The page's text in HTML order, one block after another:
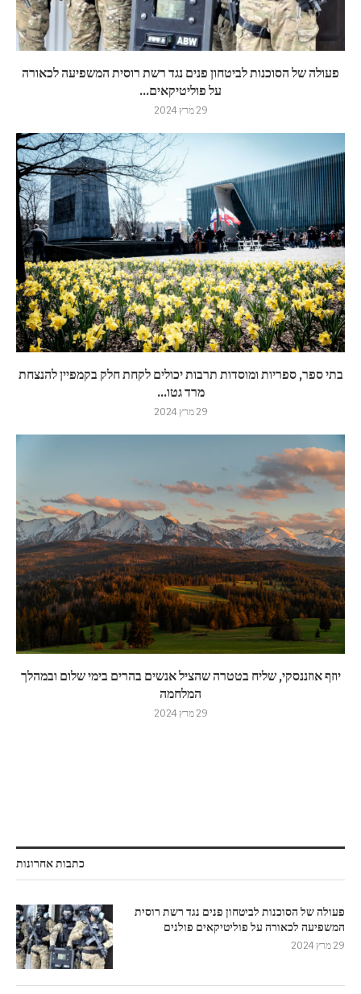
פעולה של הסוכנות לביטחון פנים נגד רשת רוסית המשפיעה לכאורה
על פוליטיקאים...
29 מרץ 2024
בתי ספר, ספריות ומוסדות תרבות יכולים לקחת חלק בקמפיין להנצחת
מרד גטו...
29 מרץ 2024
יוזף אוזננסקי, שליח בטטרה שהציל אנשים בהרים בימי שלום ובמהלך
המלחמה
29 מרץ 2024
כתבות אחרונות
פעולה של הסוכנות לביטחון פנים נגד רשת רוסית
המשפיעה לכאורה על פוליטיקאים פולנים
29 מרץ 2024